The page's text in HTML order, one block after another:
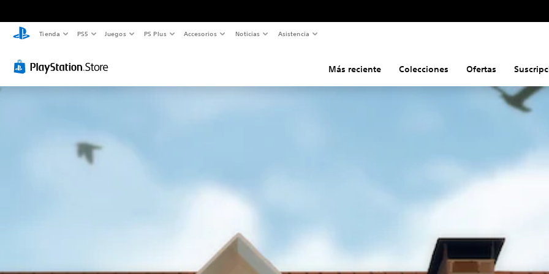
Tienda PS5 Juegos PS Plus Accesorios Noticias Asistencia
Más reciente Colecciones Ofertas